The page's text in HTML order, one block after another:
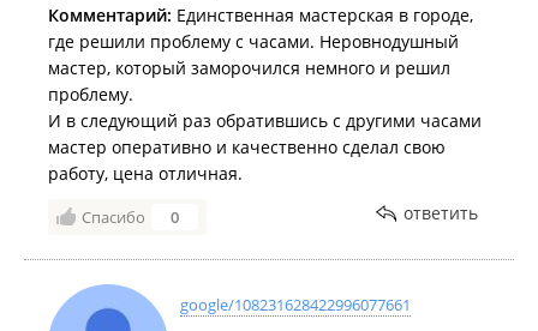
Комментарий: Единственная мастерская в городе,
где решили проблему с часами. Неровнодушный
мастер, который заморочился немного и решил
проблему.
И в следующий раз обратившись с другими часами
мастер оперативно и качественно сделал свою
работу, цена отличная.
Спасибо 0 ответить
google/108231628422996077661